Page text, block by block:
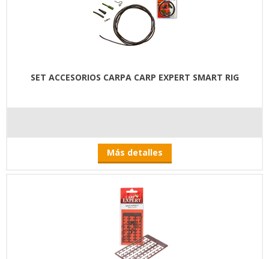
SET ACCESORIOS CARPA CARP EXPERT SMART RIG
Más detalles